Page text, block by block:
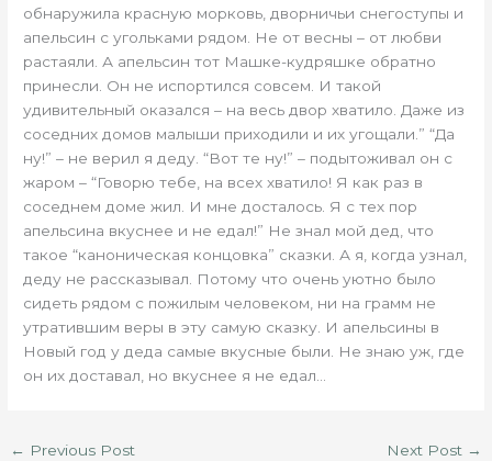
обнаружила красную морковь, дворничьи снегоступы и
апельсин с угольками рядом. Не от весны – от любви
растаяли. А апельсин тот Машке-кудряшке обратно
принесли. Он не испортился совсем. И такой
удивительный оказался – на весь двор хватило. Даже из
соседних домов малыши приходили и их угощали.” “Да
ну!” – не верил я деду. “Вот те ну!” – подытоживал он с
жаром – “Говорю тебе, на всех хватило! Я как раз в
соседнем доме жил. И мне досталось. Я с тех пор
апельсина вкуснее и не едал!” Не знал мой дед, что
такое “каноническая концовка” сказки. А я, когда узнал,
деду не рассказывал. Потому что очень уютно было
сидеть рядом с пожилым человеком, ни на грамм не
утратившим веры в эту самую сказку. И апельсины в
Новый год у деда самые вкусные были. Не знаю уж, где
он их доставал, но вкуснее я не едал…
← Previous Post Next Post →